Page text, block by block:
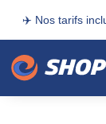
✈️ Nos tarifs